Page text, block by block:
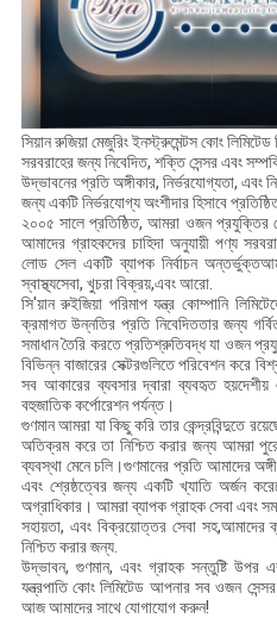
সিয়ান রুজিয়া মেজুরিং ইনস্ট্রুমেন্টস কোং লিমিটেড
সরবরাহের জন্য নিবেদিত, শক্তি সেন্সর এবং
উদ্ভাবনের প্রতি অঙ্গীকার, নির্ভরযোগ্যতা, এবং
জন্য একটি নির্ভরযোগ্য অংশীদার হিসাবে
২০০৫ সালে প্রতিষ্ঠিত, আমরা ওজন প্রযুক্তির
আমাদের গ্রাহকদের চাহিদা অনুযায়ী পণ্য
লোড সেল একটি ব্যাপক নির্বাচন
স্বাস্থ্যসেবা, খুচরা বিক্রয়,এবং আরো.
সি'য়ান রুইজিয়া পরিমাপ যন্ত্র কোম্পানি
ক্রমাগত উন্নতির প্রতি নিবেদিততার জন্য
সমাধান তৈরি করতে প্রতিশ্রুতিবদ্ধ যা ওজন
বিভিন্ন বাজারের সেক্টরগুলিতে পরিবেশন করে
সব আকারের ব্যবসার দ্বারা ব্যবহৃত
বহুজাতিক কর্পোরেশন পর্যন্ত।
গুণমান আমরা যা কিছু করি তার কেন্দ্রবিন্দুতে
অতিক্রম করে তা নিশ্চিত করার জন্য আমরা
ব্যবস্থা মেনে চলি।গুণমানের প্রতি আমাদের
এবং শ্রেষ্ঠত্বের জন্য একটি খ্যাতি অর্জন
অগ্রাধিকার। আমরা ব্যাপক গ্রাহক সেবা এবং
সহায়তা, এবং বিক্রয়োত্তর সেবা সহ,আমাদের
নিশ্চিত করার জন্য.
উদ্ভাবন, গুণমান, এবং গ্রাহক সন্তুষ্টি
যন্ত্রপাতি কোং লিমিটেড আপনার সব ওজন
আজ আমাদের সাথে যোগাযোগ করুন!